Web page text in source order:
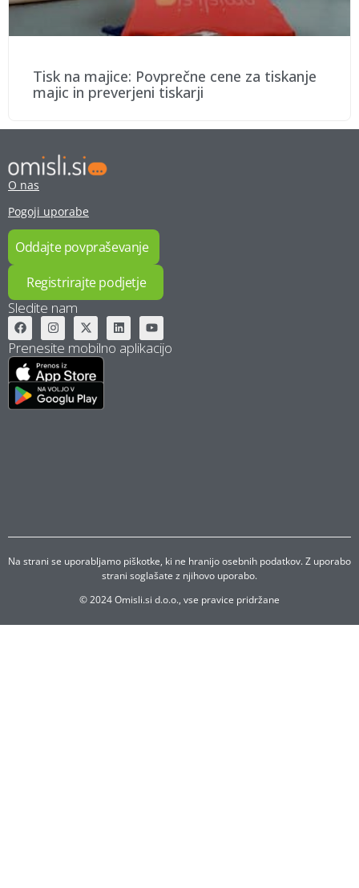
Tisk na majice: Povprečne cene za tiskanje
majic in preverjeni tiskarji
O nas
Pogoji uporabe
Oddajte povpraševanje
Registrirajte podjetje
Sledite nam
Prenesite mobilno aplikacijo
Na strani se uporabljamo piškotke, ki ne hranijo osebnih podatkov. Z uporabo
strani soglašate z njihovo uporabo.
© 2024 Omisli.si d.o.o., vse pravice pridržane